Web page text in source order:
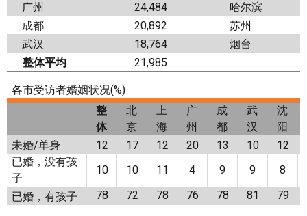
广州
24,484
哈尔滨
成都
20,892
苏州
武汉
18,764
烟台
整体平均
21,985
各市受访者婚姻状况(%)
整
体
北
京
上
海
广
州
成
都
武
汉
沈
阳
未婚/单身
12 17 12 20 13 10 12
已婚，没有孩
子
10 10 11 4 9 9 8
已婚，有孩子 78 72 78 76 78 81 79